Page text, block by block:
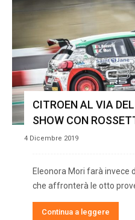
CITROEN AL VIA
SHOW CON
4 Dicembre 2019
Eleonora Mori farà invece
che affronterà le otto
Continua a leggere